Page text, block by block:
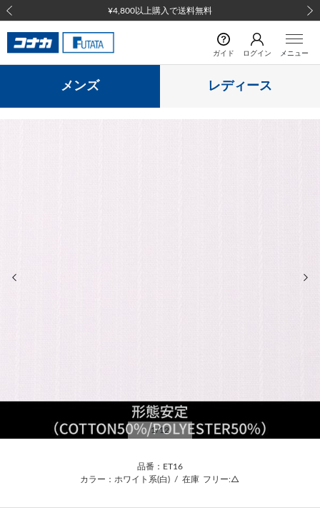
¥4,800以上購入で送料無料
前の画像
ガイド ログイン メニュー
メンズ レディース
1/12
品番：ET16
カラー：ホワイト系(白) / 在庫 フリー:△